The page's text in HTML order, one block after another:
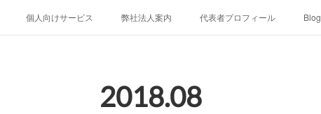
個人向けサービス 弊社法人案内 代表者プロフィール Blog
2018.08